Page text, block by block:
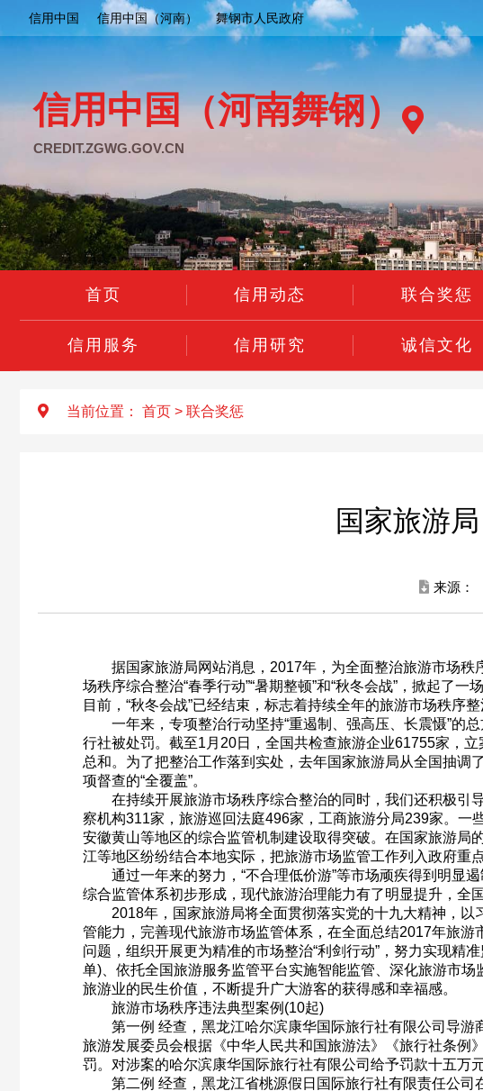
信用中国 信用中国（河南） 舞钢市人民政府
信用中国（河南舞钢）
CREDIT.ZGWG.GOV.CN
首页 信用动态 联合奖惩
信用服务 信用研究 诚信文化
当前位置： 首页 > 联合奖惩
国家旅游
来源：
据国家旅游局网站消息，2017年，为全面整治旅游市场秩
场秩序综合整治“春季行动”“暑期整顿”和“秋冬会战”，掀起了
目前，“秋冬会战”已经结束，标志着持续全年的旅游市场秩序整
一年来，专项整治行动坚持“重遏制、强高压、长震慑”的总
行社被处罚。截至1月20日，全国共检查旅游企业61755家，
总和。为了把整治工作落到实处，去年国家旅游局从全国抽
项督查的“全覆盖”。
在持续开展旅游市场秩序综合整治的同时，我们还积极引导
察机构311家，旅游巡回法庭496家，工商旅游分局239家。一
安徽黄山等地区的综合监管机制建设取得突破。在国家旅游局
江等地区纷纷结合本地实际，把旅游市场监管工作列入政府重
通过一年来的努力，“不合理低价游”等市场顽疾得到明显遏
综合监管体系初步形成，现代旅游治理能力有了明显提升，全
2018年，国家旅游局将全面贯彻落实党的十九大精神，以
管能力，完善现代旅游市场监管体系，在全面总结2017年旅
问题，组织开展更为精准的市场整治“利剑行动”，努力实现精
单)、依托全国旅游服务监管平台实施智能监管、深化旅游市场
旅游业的民生价值，不断提升广大游客的获得感和幸福感。
旅游市场秩序违法典型案例(10起)
第一例 经查，黑龙江哈尔滨康华国际旅行社有限公司导游
旅游发展委员会根据《中华人民共和国旅游法》《旅行社条例
罚。对涉案的哈尔滨康华国际旅行社有限公司给予罚款十五万
第二例 经查，黑龙江省桃源假日国际旅行社有限责任公司